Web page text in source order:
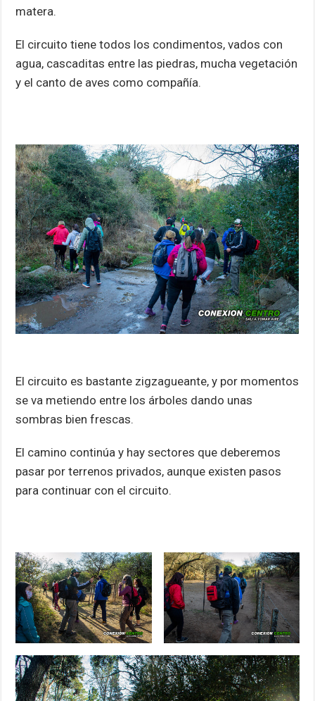
matera.
El circuito tiene todos los condimentos, vados con
agua, cascaditas entre las piedras, mucha vegetación
y el canto de aves como compañía.
El circuito es bastante zigzagueante, y por momentos
se va metiendo entre los árboles dando unas
sombras bien frescas.
El camino continúa y hay sectores que deberemos
pasar por terrenos privados, aunque existen pasos
para continuar con el circuito.